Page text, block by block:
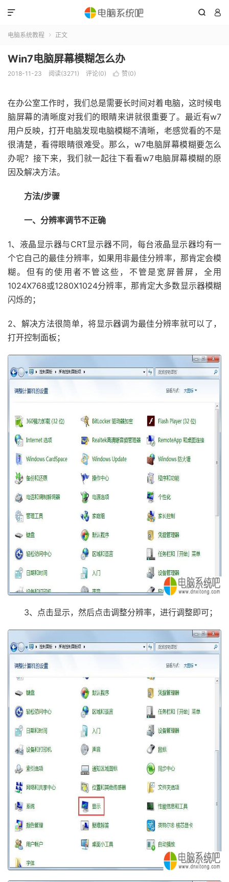
 

电脑系统教程  正文
Win7电脑屏幕模糊怎么办
2018-11-23 阅读(3271) 评论(0)  赞(0)
在办公室工作时，我们总是需要长时间对着电脑，这时候电
脑屏幕的清晰度对我们的眼睛来讲就很重要了。最近有w7
用户反映，打开电脑发现电脑模糊不清晰，老感觉看的不是
很清楚，看得眼睛很难受。那么，w7电脑屏幕模糊要怎么
办呢？接下来，我们就一起往下看看w7电脑屏幕模糊的原
因及解决方法。
方法/步骤
一、分辨率调节不正确
1、液晶显示器与CRT显示器不同，每台液晶显示器均有一
个它自己的最佳分辨率，如果用非最佳分辨率，那肯定会模
糊。但有的使用者不管这些，不管是宽屏普屏，全用
1024X768或1280X1024分辨率，那肯定大多数显示器模糊
闪烁的；
2、解决方法很简单，将显示器调为最佳分辨率就可以了，
打开控制面板；
3、点击显示，然后点击调整分辨率，进行调整即可；